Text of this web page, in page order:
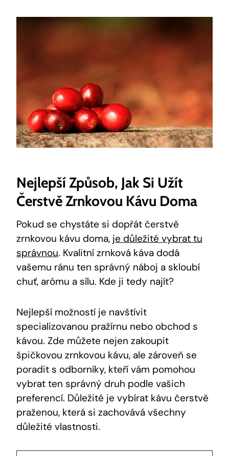
Nejlepší Způsob, Jak Si Užít
Čerstvě Zrnkovou Kávu Doma
Pokud se chystáte si dopřát čerstvě
zrnkovou kávu doma, je důležité vybrat tu
správnou. Kvalitní zrnková káva dodá
vašemu ránu ten správný náboj a skloubí
chuť, arómu a sílu. Kde ji tedy najít?
Nejlepší možností je navštívit
specializovanou pražírnu nebo obchod s
kávou. Zde můžete nejen zakoupit
špičkovou zrnkovou kávu, ale zároveň se
poradit s odborníky, kteří vám pomohou
vybrat ten správný druh podle vašich
preferencí. Důležité je vybírat kávu čerstvě
praženou, která si zachovává všechny
důležité vlastnosti.